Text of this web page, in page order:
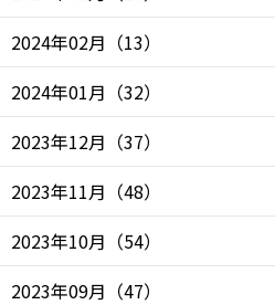
2024年02月 （13）
2024年01月 （32）
2023年12月 （37）
2023年11月 （48）
2023年10月 （54）
2023年09月 （47）